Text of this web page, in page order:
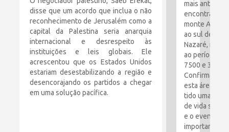
disse que um acordo que inclua o não
reconhecimento de Jerusalém como a
capital da Palestina seria anarquia
internacional e desrespeito às
instituições e leis globais. Ele
acrescentou que os Estados Unidos
estariam desestabilizando a região e
desencorajando os partidos a chegar
em uma solução pacífica.
mais antigos
encontrados
monte Al-
ao sul de
Nazaré,
ao período
7500 e 3100
Confirma que
esta área tem
tido uma
de vida
e o evento
importante